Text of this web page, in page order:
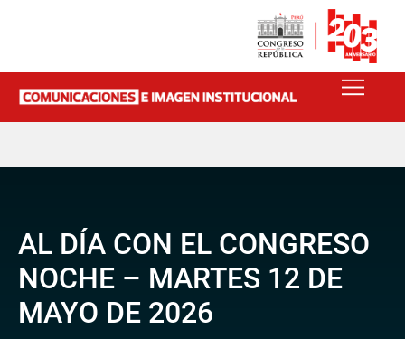
AL DÍA CON EL CONGRESO
NOCHE – MARTES 12 DE
MAYO DE 2026